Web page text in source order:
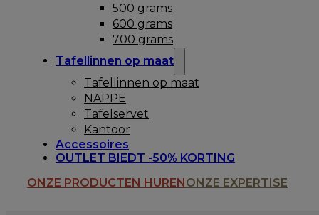
500 grams
600 grams
700 grams
Tafellinnen op maat
Tafellinnen op maat
NAPPE
Tafelservet
Kantoor
Accessoires
OUTLET BIEDT -50% KORTING
ONZE PRODUCTEN HURENONZE EXPERTISE